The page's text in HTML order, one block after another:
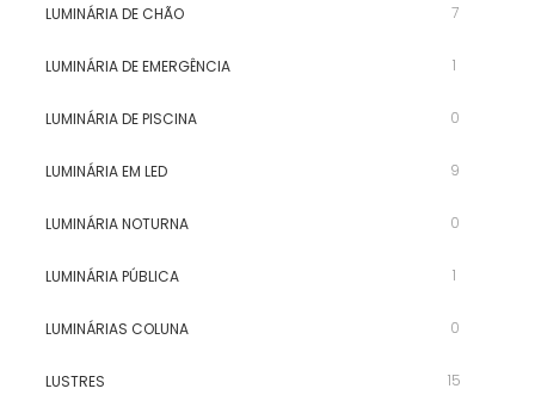
LUMINÁRIA DE CHÃO 7
LUMINÁRIA DE EMERGÊNCIA 1
LUMINÁRIA DE PISCINA 0
LUMINÁRIA EM LED 9
LUMINÁRIA NOTURNA 0
LUMINÁRIA PÚBLICA 1
LUMINÁRIAS COLUNA 0
LUSTRES 15